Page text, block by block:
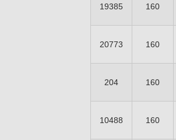
19385 160
20773 160
204 160
10488 160